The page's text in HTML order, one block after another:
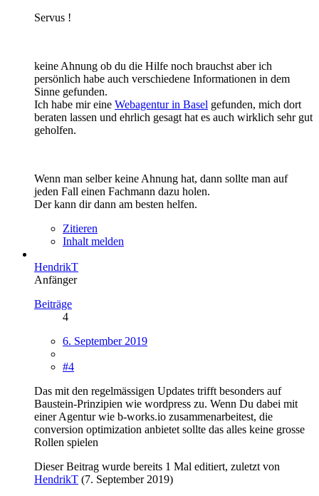
Servus !
keine Ahnung ob du die Hilfe noch brauchst aber ich
persönlich habe auch verschiedene Informationen in dem
Sinne gefunden.
Ich habe mir eine Webagentur in Basel gefunden, mich dort
beraten lassen und ehrlich gesagt hat es auch wirklich sehr gut
geholfen.
Wenn man selber keine Ahnung hat, dann sollte man auf
jeden Fall einen Fachmann dazu holen.
Der kann dir dann am besten helfen.
Zitieren
Inhalt melden
HendrikT
Anfänger
Beiträge
4
6. September 2019
#4
Das mit den regelmässigen Updates trifft besonders auf
Baustein-Prinzipien wie wordpress zu. Wenn Du dabei mit
einer Agentur wie b-works.io zusammenarbeitest, die
conversion optimization anbietet sollte das alles keine grosse
Rollen spielen
Dieser Beitrag wurde bereits 1 Mal editiert, zuletzt von
HendrikT (7. September 2019)